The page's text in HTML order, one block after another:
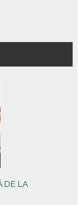
DE LA